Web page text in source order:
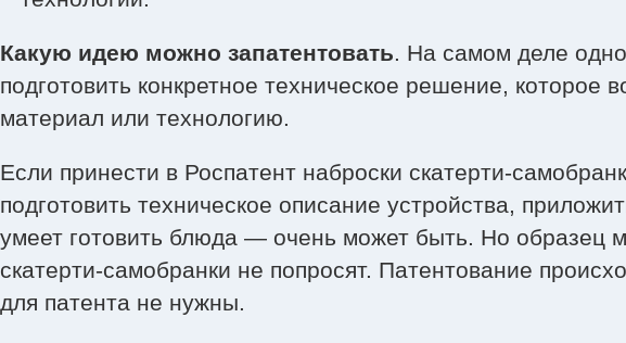
Какую идею можно запатентовать. На самом деле
подготовить конкретное техническое решение, которое
материал или технологию.
Если принести в Роспатент наброски скатерти-
подготовить техническое описание устройства,
умеет готовить блюда — очень может быть. Но образец
скатерти-самобранки не попросят. Патентование
для патента не нужны.